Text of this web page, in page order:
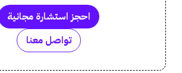
احجز استشارة مجانية
تواصل معنا